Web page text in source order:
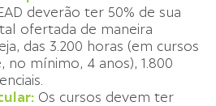
deverão ter 50% de sua
ofertada de maneira
das 3.200 horas (em cursos
no mínimo, 4 anos), 1.800
Os cursos devem ter